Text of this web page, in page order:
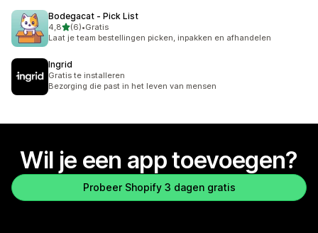
Bodegacat ‑ Pick List
4,8van 5 sterren
(6)
6 recensies in totaal
•Gratis
Laat je team bestellingen picken, inpakken en afhandelen
Ingrid
Gratis te installeren
Bezorging die past in het leven van mensen
Wil je een app toevoegen?
Probeer Shopify 3 dagen gratis